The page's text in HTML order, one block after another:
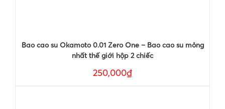
Bao cao su Okamoto 0.01 Zero One – Bao cao su mỏng
nhất thế giới hộp 2 chiếc
250,000₫